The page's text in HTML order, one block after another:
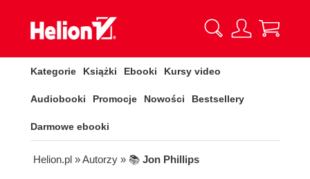
Kategorie Książki Ebooki Kursy video
Audiobooki Promocje Nowości Bestsellery
Darmowe ebooki
Helion.pl » Autorzy » 📚 Jon Phillips